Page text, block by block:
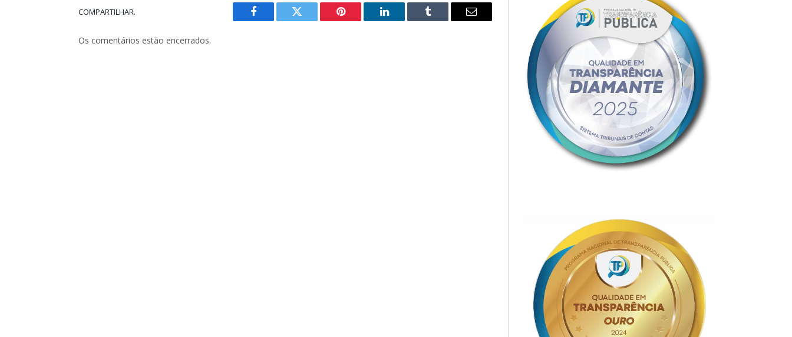
COMPARTILHAR.
Facebook Twitter Pinterest LinkedIn Tumblr
E-
Os comentários estão encerrados.